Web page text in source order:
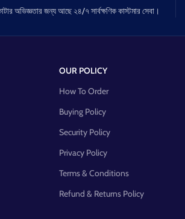
অভিজ্ঞতার জন্য আছে ২৪/৭ সার্বক্ষণিক কাস্টমার সেবা।
OUR POLICY
How To Order
Buying Policy
Security Policy
Privacy Policy
Terms & Conditions
Refund & Returns Policy